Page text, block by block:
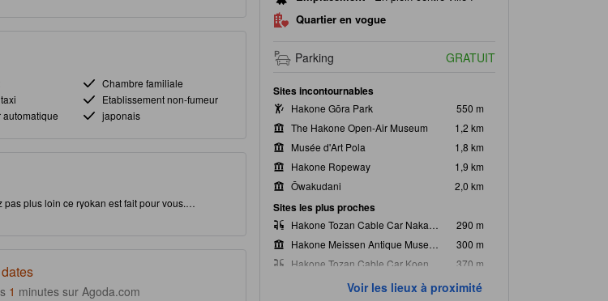
Chambre familiale
Etablissement non-fumeur
japonais
plus loin ce ryokan est fait pour vous.
des sites touristiques locaux vous permettra de
1 minutes sur Agoda.com
Quartier en vogue
Parking GRATUIT
Sites incontournables
Hakone Gōra Park
550 m
The Hakone Open-Air Museum
1,2 km
Musée d'Art Pola
1,8 km
Hakone Ropeway
1,9 km
Ōwakudani
2,0 km
Sites les plus proches
Hakone Tozan Cable Car Nakagora Station
290 m
Hakone Meissen Antique Museum
300 m
370 m
400 m
Voir les lieux à proximité